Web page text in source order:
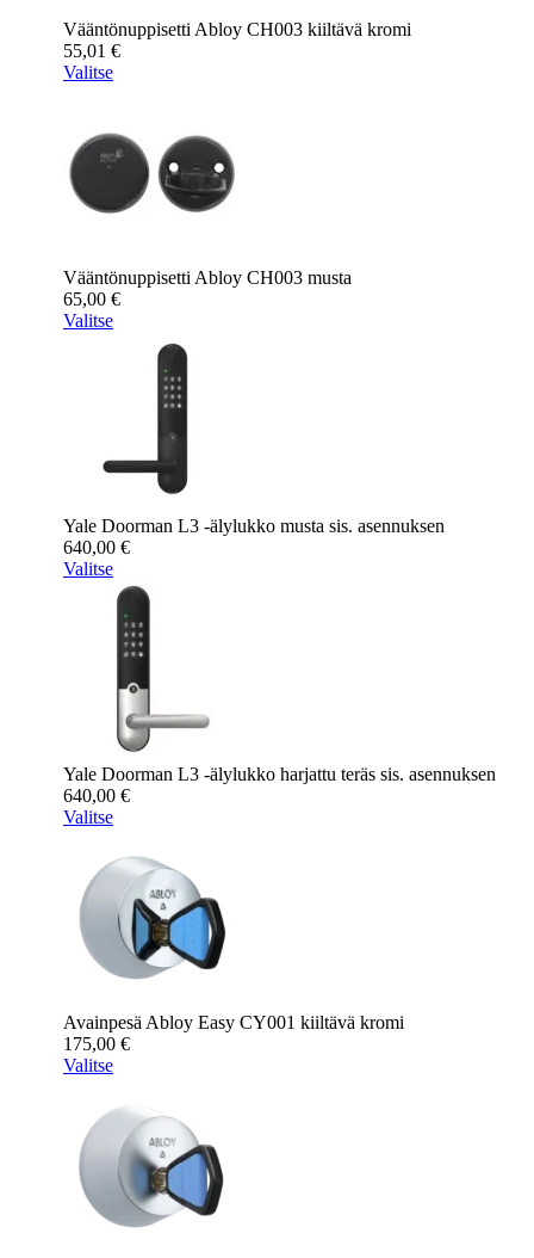
Vääntönuppisetti Abloy CH003 kiiltävä kromi
55,01 €
Valitse
Vääntönuppisetti Abloy CH003 musta
65,00 €
Valitse
Yale Doorman L3 -älylukko musta sis. asennuksen
640,00 €
Valitse
Yale Doorman L3 -älylukko harjattu teräs sis. asennuksen
640,00 €
Valitse
Avainpesä Abloy Easy CY001 kiiltävä kromi
175,00 €
Valitse